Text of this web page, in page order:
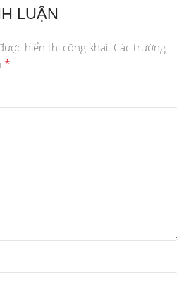
LUẬN
hiển thị công khai. Các trường
*